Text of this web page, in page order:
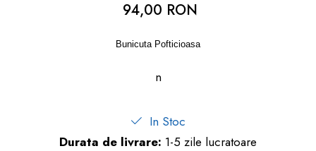
Produse îngrijire copii
94,00 RON
Bunicuta Pofticioasa
n
In Stoc
Durata de livrare: 1-5 zile lucratoare